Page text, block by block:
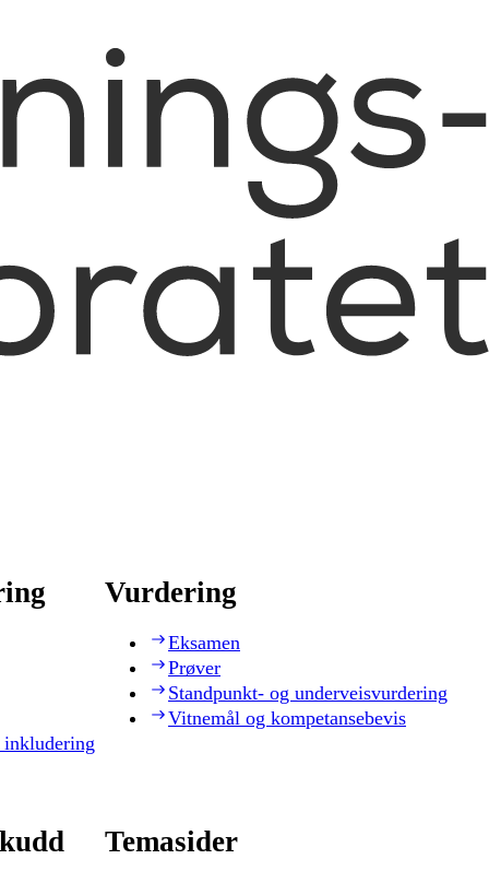
Vurdering
Eksamen
Prøver
Standpunkt- og underveisvurdering
Vitnemål og kompetansebevis
Temasider